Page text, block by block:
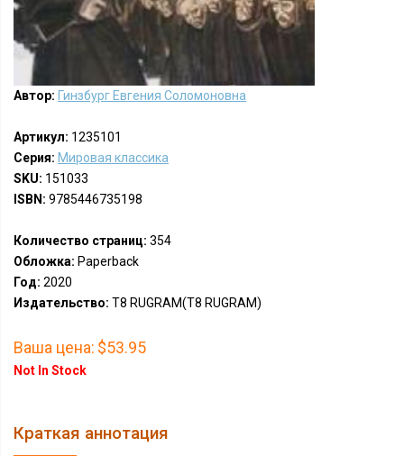
Автор: Гинзбург Евгения Соломоновна
Артикул: 1235101
Серия: Мировая классика
SKU: 151033
ISBN: 9785446735198
Количество страниц: 354
Обложка: Paperback
Год: 2020
Издательство: Т8 RUGRAM(T8 RUGRAM)
Ваша цена: $53.95
Not In Stock
Краткая аннотация